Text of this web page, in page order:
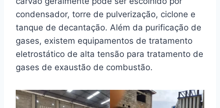
condensador, torre de pulverização, ciclone e
tanque de decantação. Além da purificação de
gases, existem equipamentos de tratamento
eletrostático de alta tensão para tratamento de
gases de exaustão de combustão.